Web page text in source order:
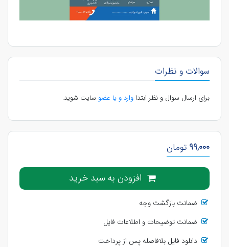
سوالات و نظرات
برای ارسال سوال و نظر ابتداوارد و یا عضو سایت شوید.
99,000 تومان
افزودن به سبد خرید
ضمانت بازگشت وجه
ضمانت توضیحات و اطلاعات فایل
دانلود فایل بلافاصله پس از پرداخت